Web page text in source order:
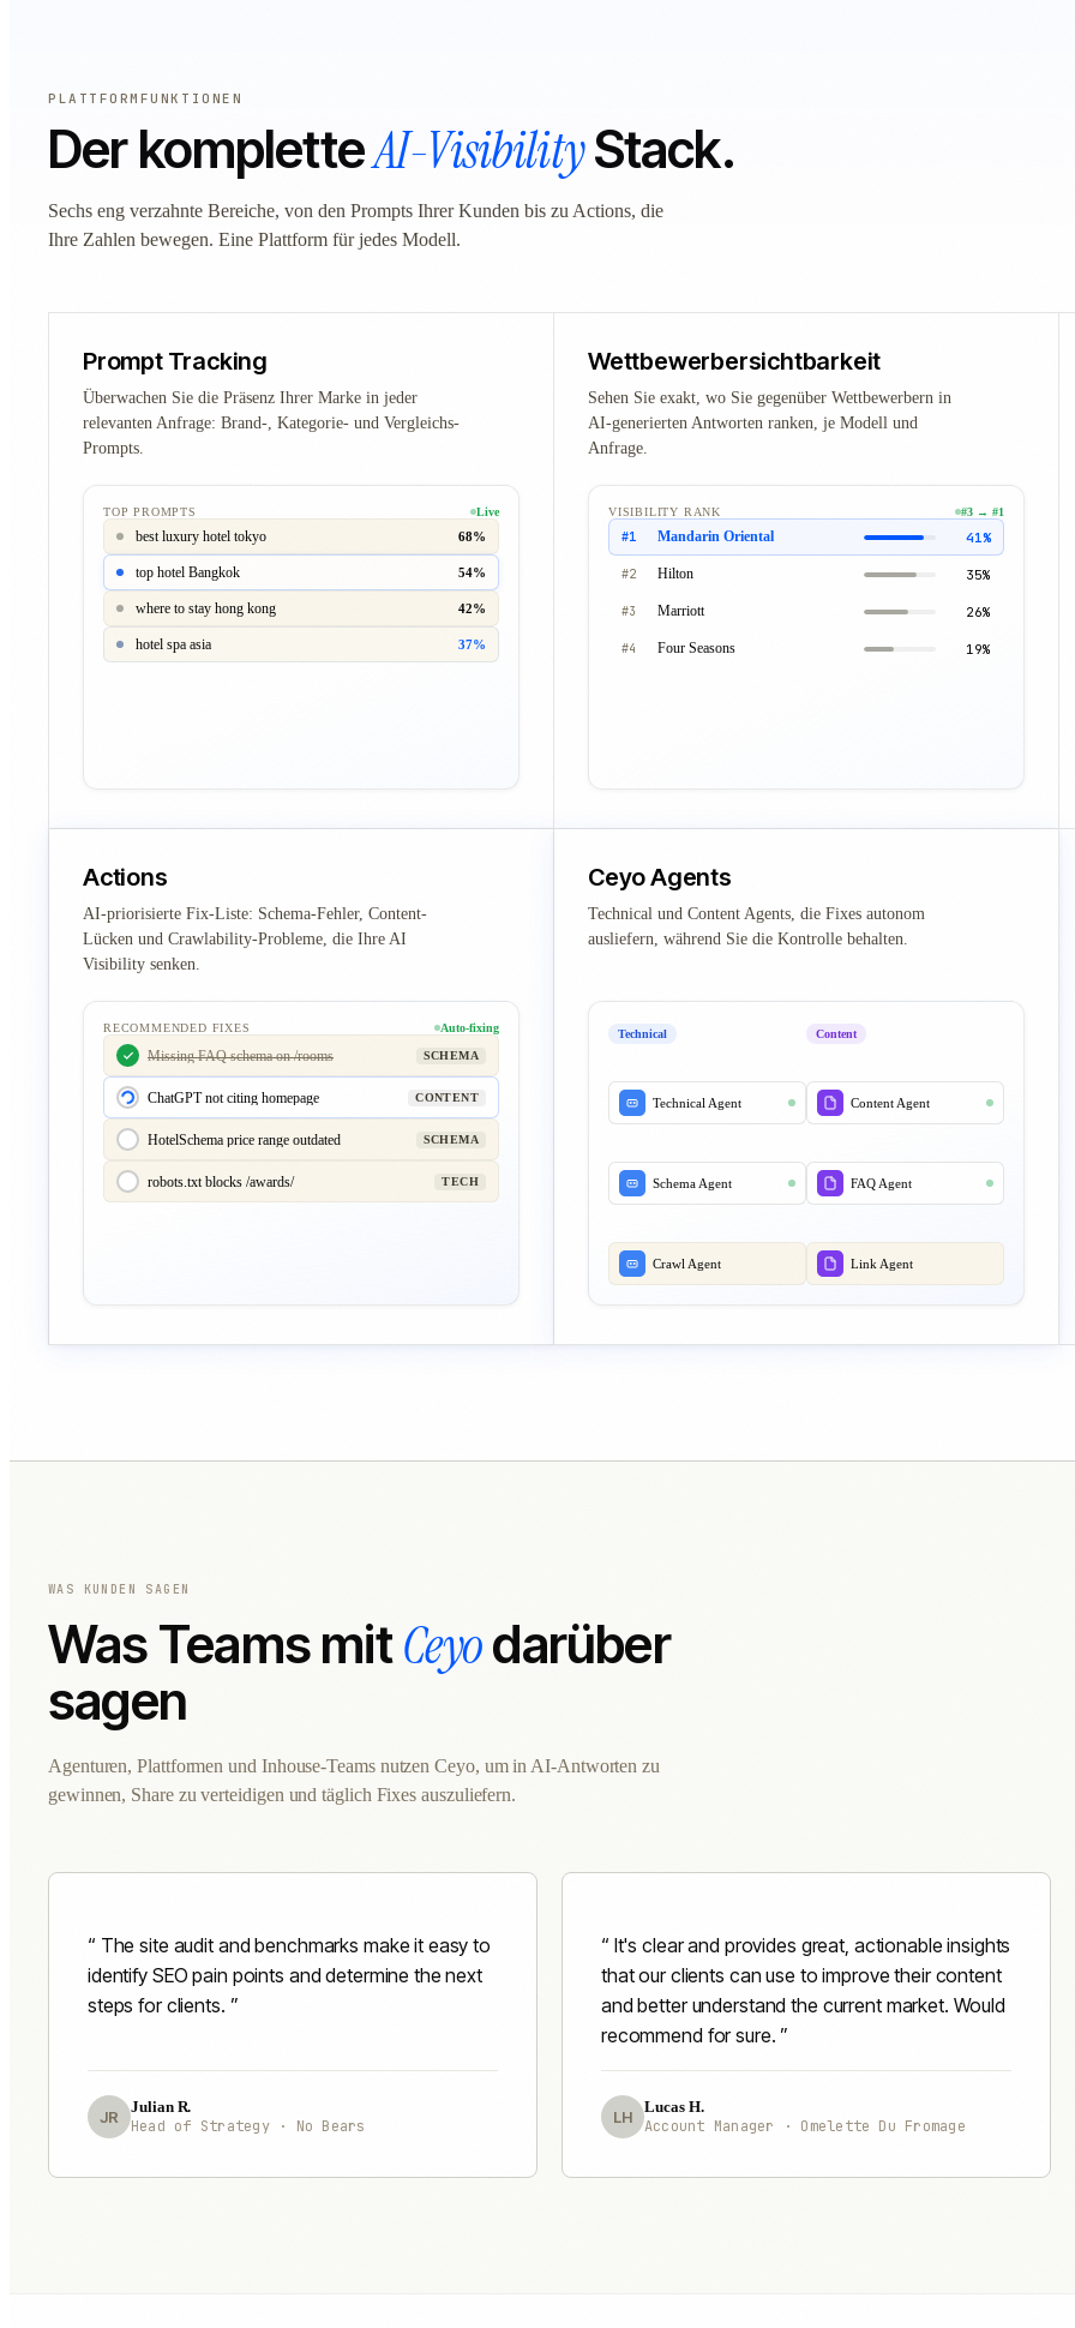
PLATTFORMFUNKTIONEN
Der kompletteAI-VisibilityStack.
Sechs eng verzahnte Bereiche, von den Prompts Ihrer Kunden bis zu Actions, die
Ihre Zahlen bewegen. Eine Plattform für jedes Modell.
Prompt Tracking
Überwachen Sie die Präsenz Ihrer Marke in jeder
relevanten Anfrage: Brand-, Kategorie- und Vergleichs-
Prompts.
TOP PROMPTS Live
best luxury hotel tokyo 68%
top hotel Bangkok 54%
where to stay hong kong 42%
hotel spa asia 37%
Wettbewerbersichtbarkeit
Sehen Sie exakt, wo Sie gegenüber Wettbewerbern in
AI-generierten Antworten ranken, je Modell und
Anfrage.
VISIBILITY RANK #3 → #1
#1 Hilton 38%
#2 Marriott 31%
#3 Mandarin Oriental 24%
#4 Four Seasons 19%
Actions
AI-priorisierte Fix-Liste: Schema-Fehler, Content-
Lücken und Crawlability-Probleme, die Ihre AI
Visibility senken.
RECOMMENDED FIXES Auto-fixing
Missing FAQ schema on /rooms SCHEMA
ChatGPT not citing homepage CONTENT
HotelSchema price range outdated SCHEMA
robots.txt blocks /awards/ TECH
Ceyo Agents
Technical und Content Agents, die Fixes autonom
ausliefern, während Sie die Kontrolle behalten.
Technical
Technical Agent
Schema Agent
Crawl Agent
Content
Content Agent
FAQ Agent
Link Agent
WAS KUNDEN SAGEN
Was Teams mitCeyodarüber
sagen
Agenturen, Plattformen und Inhouse-Teams nutzen Ceyo, um in AI-Antworten zu
gewinnen, Share zu verteidigen und täglich Fixes auszuliefern.
The site audit and benchmarks make it easy to
identify SEO pain points and determine the next
steps for clients.
JR
Julian R.
Head of Strategy · No Bears
It's clear and provides great, actionable insights
that our clients can use to improve their content
and better understand the current market. Would
recommend for sure.
LH
Lucas H.
Account Manager · Omelette Du Fromage